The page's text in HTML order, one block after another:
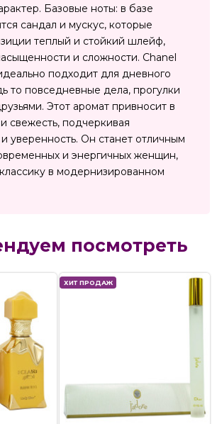
Базовые ноты: в базе
сандал и мускус, которые
теплый и стойкий шлейф,
и сложности. Chanel
подходит для дневного
то повседневные дела, прогулки
Этот аромат привносит в
свежесть, подчеркивая
уверенность. Он станет отличным
и энергичных женщин,
в модернизированном
посмотреть
ХИТ ПРОДАЖ